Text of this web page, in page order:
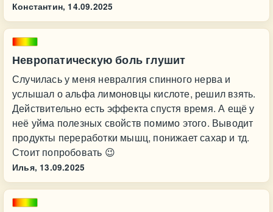
Константин, 14.09.2025
Невропатическую боль глушит
Случилась у меня невралгия спинного нерва и
услышал о альфа лимоновцы кислоте, решил взять.
Действительно есть эффекта спустя время. А ещё у
неё уйма полезных свойств помимо этого. Выводит
продукты переработки мышц, понижает сахар и тд.
Стоит попробовать 😉
Илья, 13.09.2025